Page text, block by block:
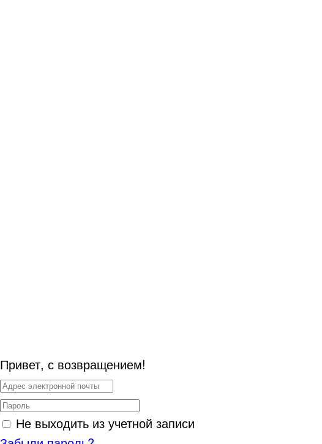
Привет, с возвращением!
Не выходить из учетной записи